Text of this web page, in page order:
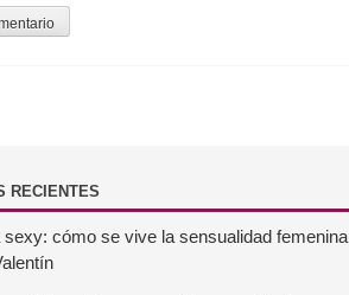
RECIENTES
sexy: cómo se vive la sensualidad femenina